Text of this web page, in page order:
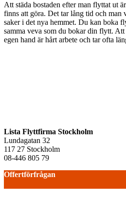
Att städa bostaden efter man flyttat ut
finns att göra. Det tar lång tid och man
saker i det nya hemmet. Du kan boka
samma veva som du bokar din flytt.
egen hand är hårt arbete och tar ofta
Lista Flyttfirma Stockholm
Lundagatan 32
117 27 Stockholm
08-446 805 79
Offertförfrågan